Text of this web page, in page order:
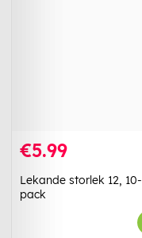
€5.99
Lekande storlek 12, 10-
pack